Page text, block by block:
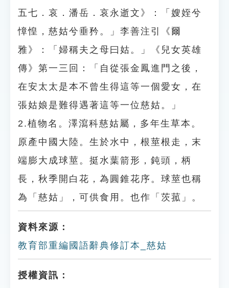
五七．哀．潘岳．哀永逝文》：「嫂姪兮
慞惶，慈姑兮垂矜。」李善注引《爾
雅》：「婦稱夫之母曰姑。」《兒女英雄
傳》第一三回：「自從張金鳳進門之後，
在安太太是本不曾生得這等一個愛女，在
張姑娘是難得遇著這等一位慈姑。」
2.植物名。澤瀉科慈姑屬，多年生草本。
原產中國大陸。生於水中，根莖根走，末
端膨大成球莖。挺水葉箭形，鈍頭，柄
長，秋季開白花，為圓錐花序。球莖也稱
為「慈姑」，可供食用。也作「茨菰」。
資料來源：
教育部重編國語辭典修訂本_慈姑
授權資訊：